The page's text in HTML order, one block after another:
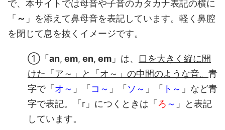
で、本サイトでは母音や子音のカタカナ表記の横に
「～ 」を添えて鼻母音を表記しています。軽く鼻腔
を閉じて息を抜くイメージです。
①「an, em, en, em 」は、 口を大きく縦に開
けた「ア～」と「オ～」の中間のような音。 青
字で「オ～ 」「コ～ 」「ソ～ 」「 ト～ 」など青
字で表記。「r」につくときは「ろ ～ 」と表記
しています。